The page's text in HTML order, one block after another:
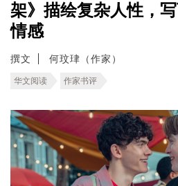
架》描绘复杂人性，
情感
撰文 何玟珒（作家）
华文阅读 作家书评